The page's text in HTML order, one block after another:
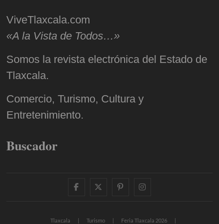
ViveTlaxcala.com
«A la Vista de Todos…»
Somos la revista electrónica del Estado de
Tlaxcala.
Comercio, Turismo, Cultura y
Entretenimiento.
Buscador
facebooktwitter
pinterestinstagram
Tlaxcala Turismo Feria Tlaxcala 2026